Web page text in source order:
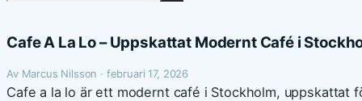
Cafe A La Lo – Uppskattat Modernt Café i
Av Marcus Nilsson · februari 17, 2026
Cafe a la lo är ett modernt café i Stockholm, uppskattat